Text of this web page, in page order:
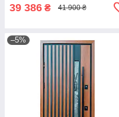
39 386 ₴ 41 900 ₴
–5%